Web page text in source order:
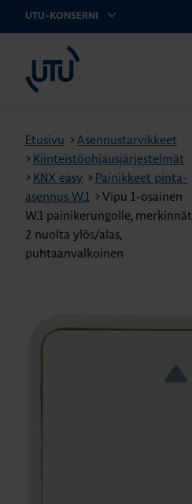
UTU-KONSERNI
Etusivu >Asennustarvikkeet
> Kiinteistöohjausjärjestelmät
> KNX easy > Painikkeet pinta-
asennus W.1 >Vipu 1-osainen
W.1 painikerungolle, merkinnät
2 nuolta ylös/alas,
puhtaanvalkoinen